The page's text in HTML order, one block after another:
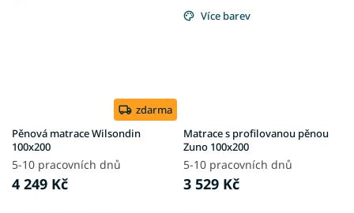
zdarma
Pěnová matrace Wilsondin
100x200
5-10 pracovních dnů
4 249 Kč
Více barev
Matrace s profilovanou pěnou
Zuno 100x200
5-10 pracovních dnů
3 529 Kč